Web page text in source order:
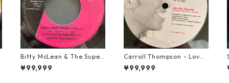
Bitty McLean & The Super
sonics - Walk Away From
Love【7-21989】
¥99,999
Carroll Thompson - Love,
Need And Want You【12-2
1983】
¥99,999